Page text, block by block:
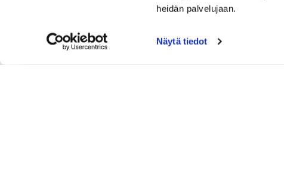
heidän palvelujaan.
Näytä tiedot